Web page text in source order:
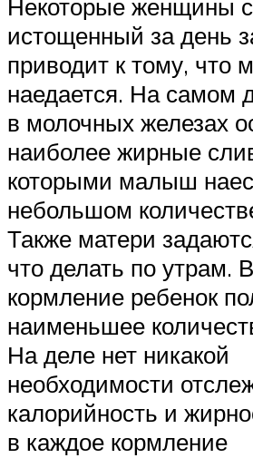
Некоторые женщины
истощенный за день
приводит к тому, что
наедается. На самом
в молочных железах
наиболее жирные
которыми малыш
небольшом
Также матери
что делать по утрам.
кормление ребенок
наименьшее
На деле нет никакой
необходимости
калорийность и
в каждое кормление